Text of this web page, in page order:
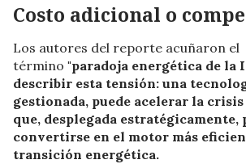
Costo adicional o
Los autores del reporte acuñaron el
término "paradoja energética de la
describir esta tensión: una
gestionada, puede acelerar la
que, desplegada estratégicamente,
convertirse en el motor más
transición energética.